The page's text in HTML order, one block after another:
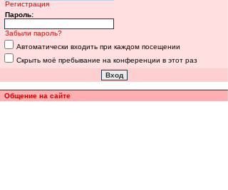
Регистрация
Пароль:
Забыли пароль?
Автоматически входить при каждом посещении
Скрыть моё пребывание на конференции в этот раз
Общение на сайте